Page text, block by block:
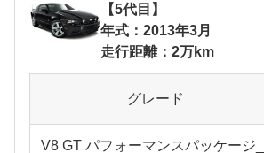
【5代目】
年式：2013年3月
走行距離：2万km
グレード
V8 GT パフォーマンスパッケージ_